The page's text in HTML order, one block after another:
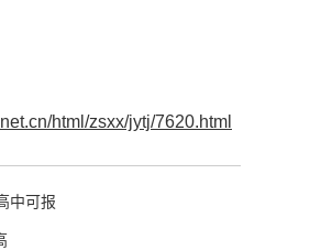
html/zsxx/jytj/7620.html
中可报